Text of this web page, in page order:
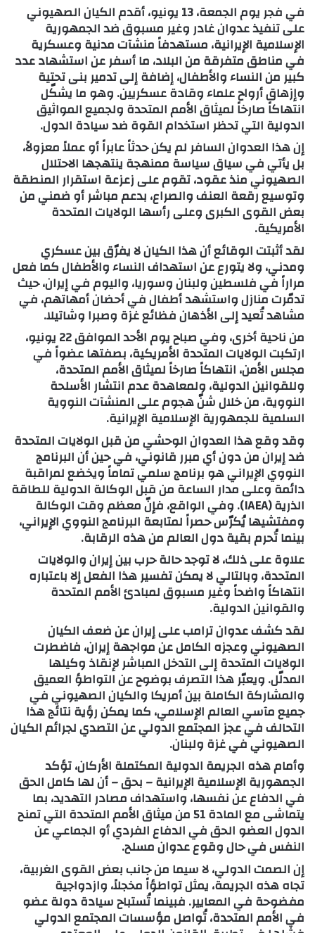
في فجر يوم الجمعة، 13 یونیو، أقدم الكيان الصهيوني
على تنفيذ عدوان غادر وغير مسبوق ضد الجمهورية
الإسلامية الإيرانية، مستهدفاً منشآت مدنية وعسكرية
في مناطق متفرقة من البلاد، ما أسفر عن استشهاد عدد
كبير من النساء والأطفال، إضافة إلى تدمير بنى تحتية
وإزهاق أرواح علماء وقادة عسكريين. وهو ما يشكّل
انتهاكاً صارخاً لميثاق الأمم المتحدة ولجميع المواثيق
الدولية التي تحظر استخدام القوة ضد سيادة الدول.
إن هذا العدوان السافر لم يكن حدثاً عابراً أو عملاً معزولاً،
بل يأتي في سياق سياسة ممنهجة ينتهجها الاحتلال
الصهيوني منذ عقود، تقوم على زعزعة استقرار المنطقة
وتوسيع رقعة العنف والصراع، بدعم مباشر أو ضمني من
بعض القوى الكبرى وعلى رأسها الولايات المتحدة
الأمريكية.
لقد أثبتت الوقائع أن هذا الكيان لا يفرّق بين عسكري
ومدني، ولا يتورع عن استهداف النساء والأطفال كما فعل
مراراً في فلسطين ولبنان وسوريا، واليوم في إيران، حيث
تدمّرت منازل واستشهد أطفال في أحضان أمهاتهم، في
مشاهد تُعيد إلى الأذهان فظائع غزة وصبرا وشاتيلا.
من ناحية أخرى، وفي صباح يوم الأحد الموافق 22 يونيو،
ارتكبت الولايات المتحدة الأمريكية، بصفتها عضواً في
مجلس الأمن، انتهاكاً صارخاً لميثاق الأمم المتحدة،
وللقوانين الدولية، ولمعاهدة عدم انتشار الأسلحة
النووية، من خلال شنّ هجوم على المنشآت النووية
السلمية للجمهورية الإسلامية الإيرانية.
وقد وقع هذا العدوان الوحشي من قبل الولايات المتحدة
ضد إيران من دون أي مبرر قانوني، في حين أن البرنامج
النووي الإيراني هو برنامج سلمي تماماً ويخضع لمراقبة
دائمة وعلى مدار الساعة من قبل الوكالة الدولية للطاقة
الذرية (IAEA). وفي الواقع، فإنّ معظم وقت الوكالة
ومفتشيها يُكرّس حصراً لمتابعة البرنامج النووي الإيراني،
بينما تُحرم بقية دول العالم من هذه الرقابة.
علاوة على ذلك، لا توجد حالة حرب بين إيران والولايات
المتحدة، وبالتالي لا يمكن تفسير هذا الفعل إلا باعتباره
انتهاكاً واضحاً وغير مسبوق لمبادئ الأمم المتحدة
والقوانين الدولية.
لقد كشف عدوان ترامب على إيران عن ضعف الكيان
الصهيوني وعجزه الكامل عن مواجهة إيران، فاضطرت
الولايات المتحدة إلى التدخل المباشر لإنقاذ وكيلها
المدلّل. ويعبّر هذا التصرف بوضوح عن التواطؤ العميق
والمشاركة الكاملة بين أمريكا والكيان الصهيوني في
جميع مآسي العالم الإسلامي، كما يمكن رؤية نتائج هذا
التحالف في عجز المجتمع الدولي عن التصدي لجرائم الكيان
الصهيوني في غزة ولبنان.
وأمام هذه الجريمة الدولية المكتملة الأركان، تؤكد
الجمهورية الإسلامية الإيرانية – بحق – أن لها كامل الحق
في الدفاع عن نفسها، واستهداف مصادر التهديد، بما
يتماشى مع المادة 51 من ميثاق الأمم المتحدة التي تمنح
الدول العضو الحق في الدفاع الفردي أو الجماعي عن
النفس في حال وقوع عدوان مسلح.
إن الصمت الدولي، لا سيما من جانب بعض القوى الغربية،
تجاه هذه الجريمة، يمثل تواطؤاً مخجلاً، وازدواجية
مفضوحة في المعايير. فبينما تُستباح سيادة دولة عضو
في الأمم المتحدة، تُواصل مؤسسات المجتمع الدولي